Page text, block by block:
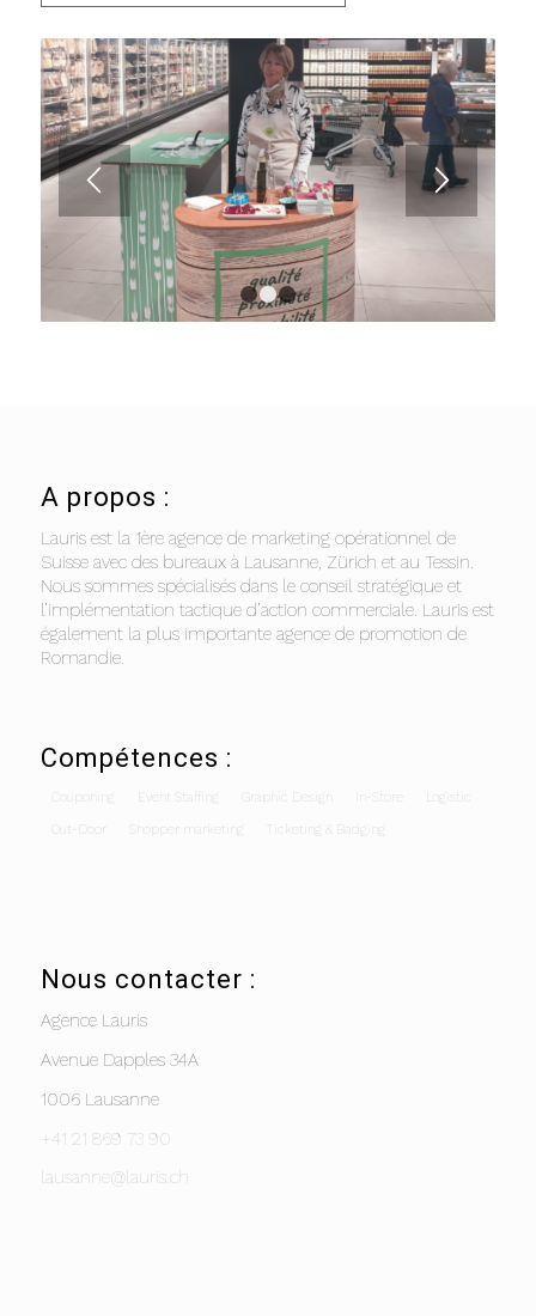
2 3
A propos :
Lauris est la 1ère agence de marketing opérationnel de
Suisse avec des bureaux à Lausanne, Zürich et au Tessin.
Nous sommes spécialisés dans le conseil stratégique et
l’implémentation tactique d’action commerciale. Lauris est
également la plus importante agence de promotion de
Romandie.
Compétences :
Couponing Event Staffing Graphic Design In-Store Logistic
Out-Door Shopper marketing Ticketing & Badging
Nous contacter :
Agence Lauris
Avenue Dapples 34A
1006 Lausanne
+41 21 869 73 90
lausanne@lauris.ch